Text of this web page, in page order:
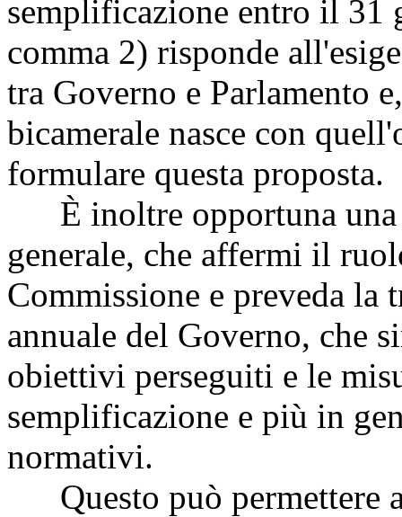
semplificazione entro il 31
comma 2) risponde
tra Governo e Parlamento
bicamerale nasce con
formulare questa proposta.
È inoltre opportuna una
generale, che affermi il
Commissione e preveda la
annuale del Governo, che
obiettivi perseguiti e le
semplificazione e più in
normativi.
Questo può permettere